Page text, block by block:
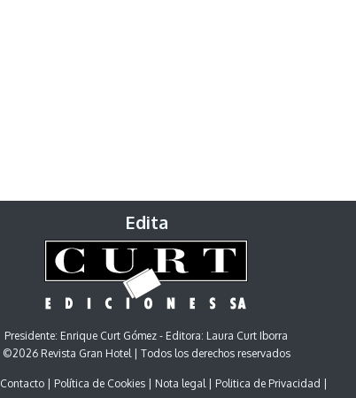
Edita
Presidente: Enrique Curt Gómez - Editora: Laura Curt Iborra
©2026 Revista Gran Hotel | Todos los derechos reservados
Contacto Política de Cookies Nota legal Politica de Privacidad